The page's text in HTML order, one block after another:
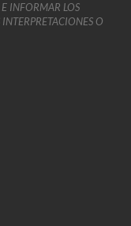
INFORMAR LOS
O